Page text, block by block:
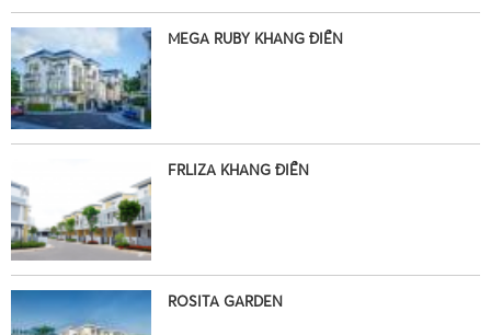
MEGA RUBY KHANG ĐIỀN
FRLIZA KHANG ĐIỀN
ROSITA GARDEN